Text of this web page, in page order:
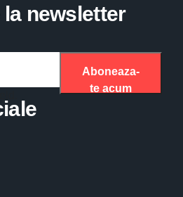
newsletter
Aboneaza-
te acum